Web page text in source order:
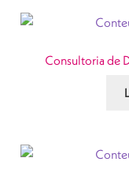
Consultoria de